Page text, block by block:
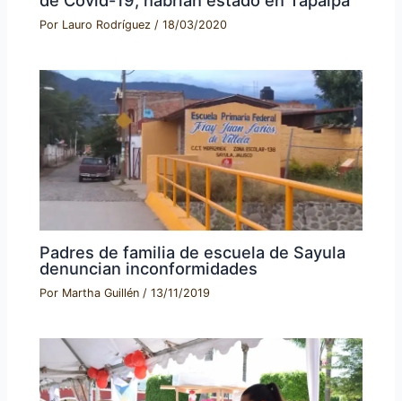
Por Lauro Rodríguez/18/03/2020
Padres de familia de escuela de Sayula
denuncian inconformidades
Por Martha Guillén/13/11/2019